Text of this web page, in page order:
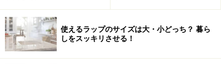
災害が発生したときを想定した場合、
各家庭で備蓄しておきましょう！といわれています。
災害が発生すると、最初の3日間は冷蔵庫（の中の冷凍
使えるラップのサイズは大・小どっち？ 暮ら
しをスッキリさせる！